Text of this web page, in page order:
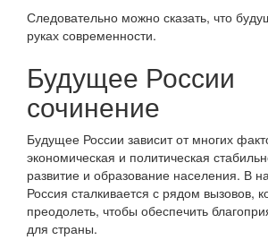
Следовательно можно сказать, что
руках современности.
Будущее России
сочинение
Будущее России зависит от многих
экономическая и политическая
развитие и образование населения. В
Россия сталкивается с рядом вызовов,
преодолеть, чтобы обеспечить
для страны.